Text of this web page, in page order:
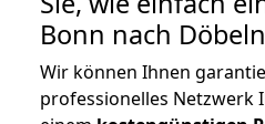
Bonn nach
Wir können Ihnen
professionelles Netzwerk